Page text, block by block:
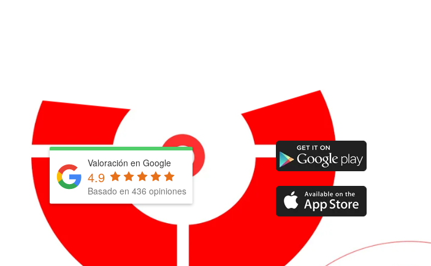
Valoración en Google
4.9
Basado en 436 opiniones